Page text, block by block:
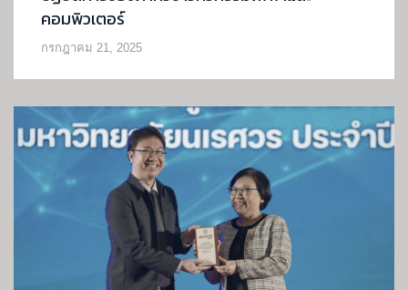
คอมพิวเตอร์
กรกฎาคม 21, 2025